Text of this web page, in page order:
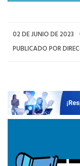
02 DE JUNIO DE 2023
PUBLICADO POR